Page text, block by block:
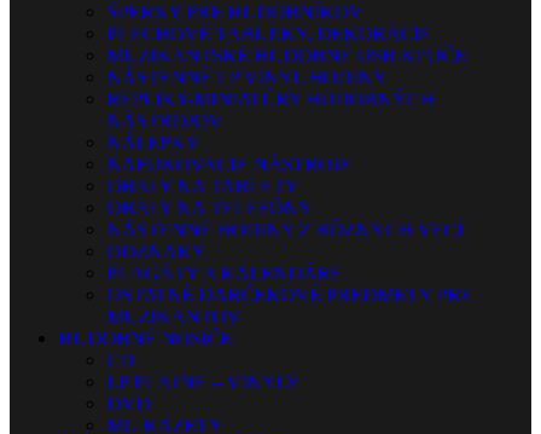
ŠPERKY PRE HUDOBNÍKOV
PLECHOVÉ TABUĽKY, DEKORÁCIE
MUZIKANTSKÉ HUDOBNÉ USB KĽÚČE
NÁSTENNÉ LP VINYL HODINY
REPLIKY-MINIATÚRY HUDOBNÝCH
NÁSTROJOV
NÁLEPKY
NAFUKOVACIE NÁSTROJE
OBALY NA TABLETY
OBALY NA TELEFÓNY
NÁSTENNÉ HODINY Z RÔZNYCH VECÍ
ODZNAKY
PLAGÁTY A KALENDÁRE
OSTATNÉ DARČEKOVÉ PREDMETY PRE
MUZIKANTOV
HUDOBNÉ NOSIČE
CD
LP PLATNE – VINYLY
DVD
MG KAZETY